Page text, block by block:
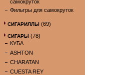
самокруток
Фильтры для самокруток
СИГАРИЛЛЫ (69)
СИГАРЫ (78)
КУБА
ASHTON
CHARATAN
CUESTA REY